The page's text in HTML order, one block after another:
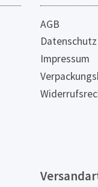
AGB
Datenschutz
Impressum